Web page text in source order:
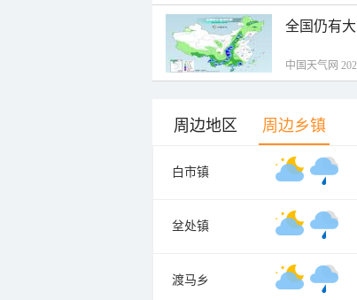
全国仍有
中国天气网
周边地区 周边乡镇
白市镇
坌处镇
渡马乡